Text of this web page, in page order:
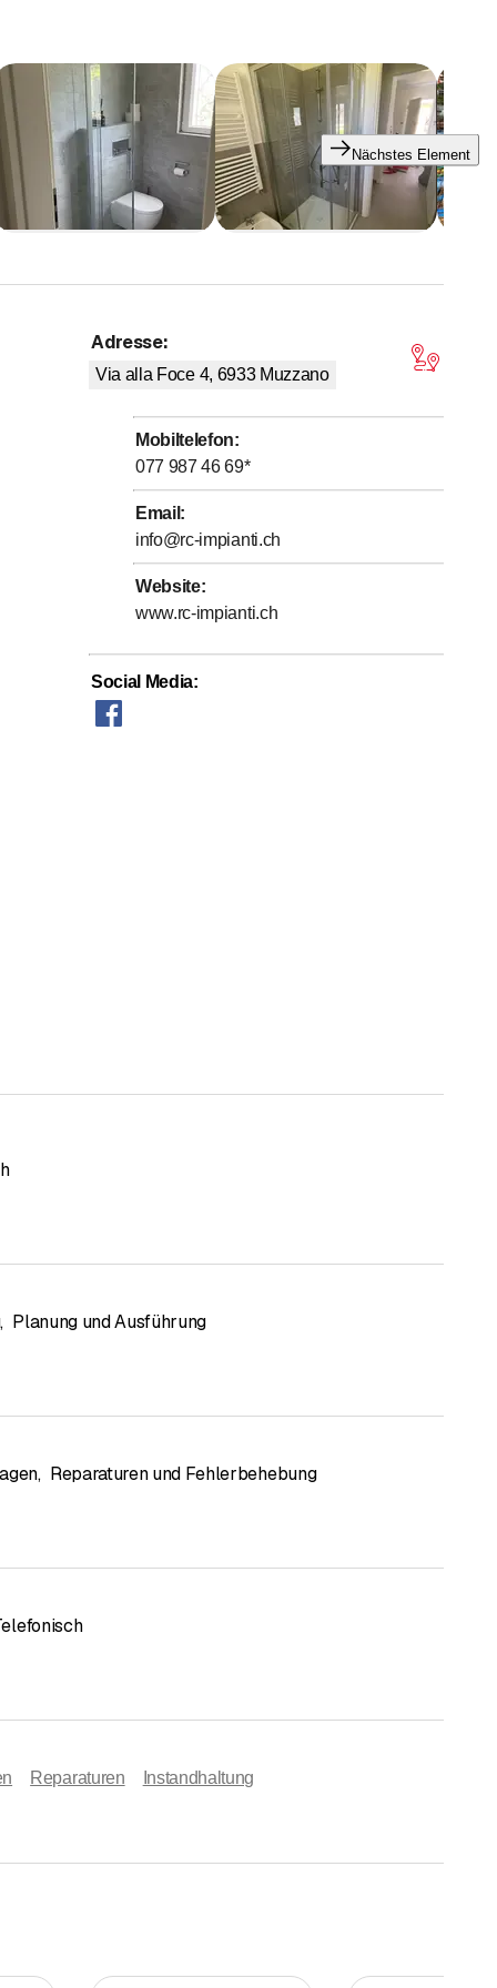
Bedarf
Nächstes Element
5 Sternen
Adresse:
Via alla Foce 4, 6933 Muzzano
Mobiltelefon:
077 987 46 69*
Email :
info@rc-impianti.ch
Website:
www.rc-impianti.ch
Social Media:
, Planung und Ausführung
, Reparaturen und Fehlerbehebung
Reparaturen Instandhaltung